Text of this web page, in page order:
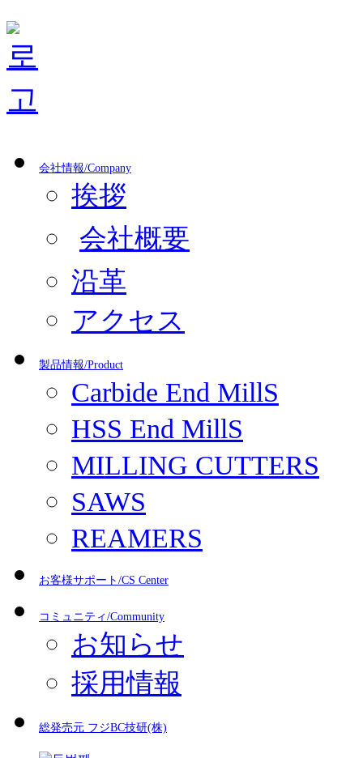
会社情報/Company
挨拶
会社概要
沿革
アクセス
製品情報/Product
Carbide End MillS
HSS End MillS
MILLING CUTTERS
SAWS
REAMERS
お客様サポート/CS Center
コミュニティ/Community
お知らせ
採用情報
総発売元 フジBC技研(株)